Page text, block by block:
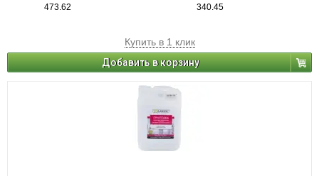
473.62 340.45
Купить в 1 клик
Добавить в корзину